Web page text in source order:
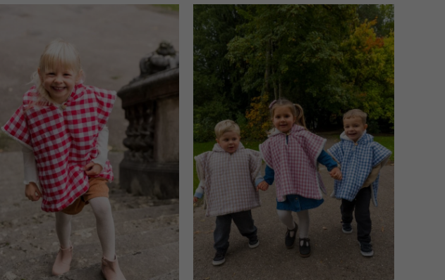
Plage
prix :
69,90 €
à
79,90 €
Plage
de
prix :
69,90 €
à
79,90 €